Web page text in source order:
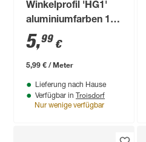
Winkelprofil 'HG1'
aluminiumfarben 100
x 5 x 0,063 cm
5,99 €
5,99 € / Meter
Lieferung nach Hause
Verfügbar in Troisdorf
Nur wenige verfügbar